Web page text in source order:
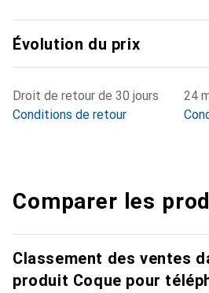
Évolution du prix
Droit de retour de 30 jours
Conditions de retour
24
Comparer les
Classement des ventes
produit Coque pour